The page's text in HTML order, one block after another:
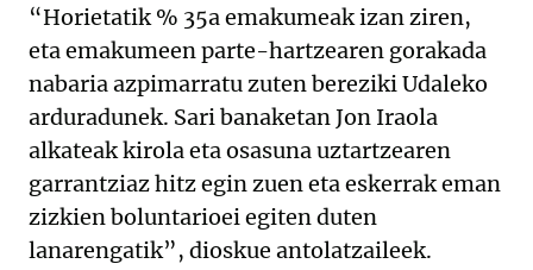
“Horietatik % 35a emakumeak izan ziren,
eta emakumeen parte-hartzearen gorakada
nabaria azpimarratu zuten bereziki Udaleko
arduradunek. Sari banaketan Jon Iraola
alkateak kirola eta osasuna uztartzearen
garrantziaz hitz egin zuen eta eskerrak eman
zizkien boluntarioei egiten duten
lanarengatik”, dioskue antolatzaileek.